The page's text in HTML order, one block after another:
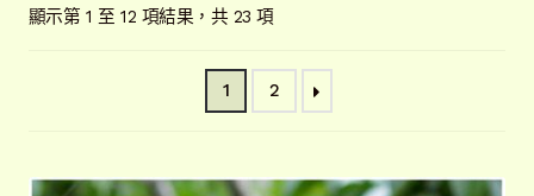
解說牌規格
子
顯示第 1 至 12 項結果，共 23 項依
新
項
序
1 2